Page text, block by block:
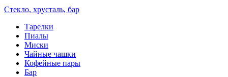
Стекло, хрусталь, бар
Тарелки
Пиалы
Миски
Чайные чашки
Кофейные пары
Бар